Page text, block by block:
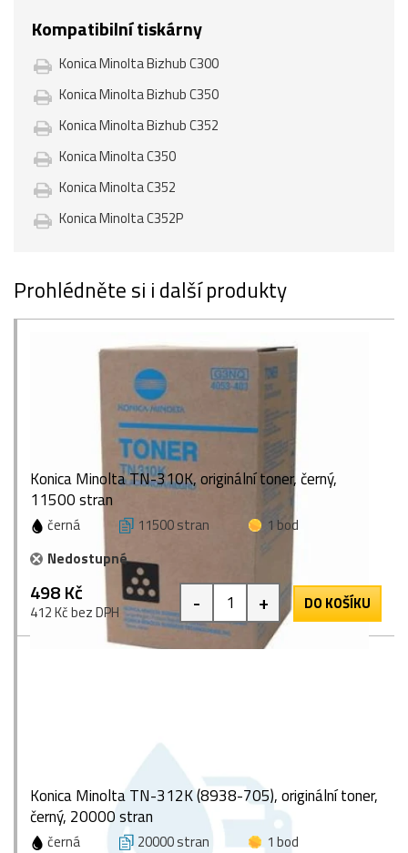
Kompatibilní tiskárny
Konica Minolta Bizhub C300
Konica Minolta Bizhub C350
Konica Minolta Bizhub C352
Konica Minolta C350
Konica Minolta C352
Konica Minolta C352P
Prohlédněte si i další produkty
Konica Minolta TN-310K, originální toner, černý,
11500 stran
černá 11500 stran
1 bod
Nedostupné
498 Kč
412 Kč bez DPH - + DO KOŠÍKU
Konica Minolta TN-312K (8938-705), originální toner,
černý, 20000 stran
černá 20000 stran
1 bod